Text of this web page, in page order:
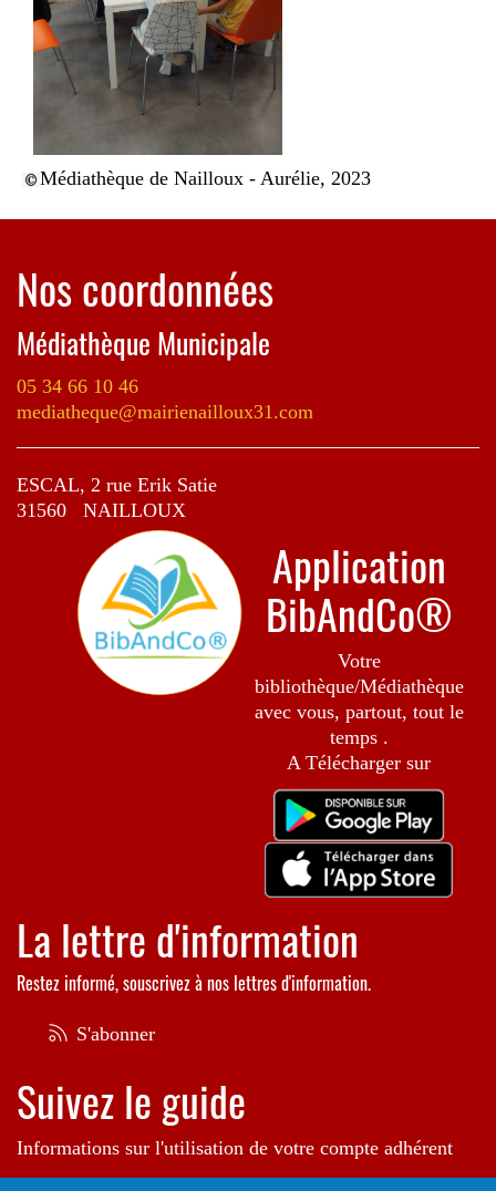
Médiathèque de Nailloux - Aurélie, 2023
Nos coordonnées
Médiathèque Municipale
05 34 66 10 46
mediatheque@mairienailloux31.com
ESCAL, 2 rue Erik Satie
31560 NAILLOUX
Application
BibAndCo®
Votre
bibliothèque/Médiathèque
avec vous, partout, tout le
temps .
A Télécharger sur
La lettre d'information
Restez informé, souscrivez à nos lettres d'information.
S'abonner
Suivez le guide
Informations sur l'utilisation de votre compte adhérent